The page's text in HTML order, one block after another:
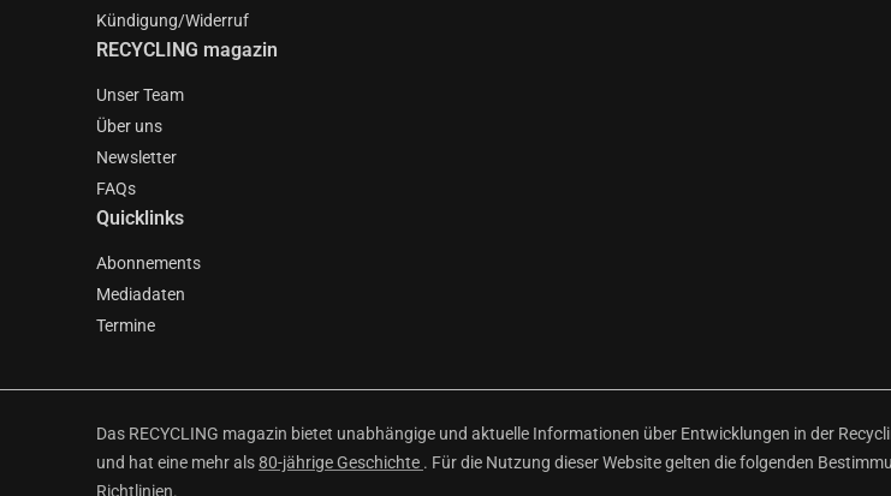
Kündigung/Widerruf
RECYCLING magazin
Unser Team
Über uns
Newsletter
FAQs
Quicklinks
Abonnements
Mediadaten
Termine
Das RECYCLING magazin bietet unabhängige und aktuelle Informationen über Entwicklungen in der
und hat eine mehr als80-jährige Geschichte . Für die Nutzung dieser Website gelten die folgenden
Richtlinien.